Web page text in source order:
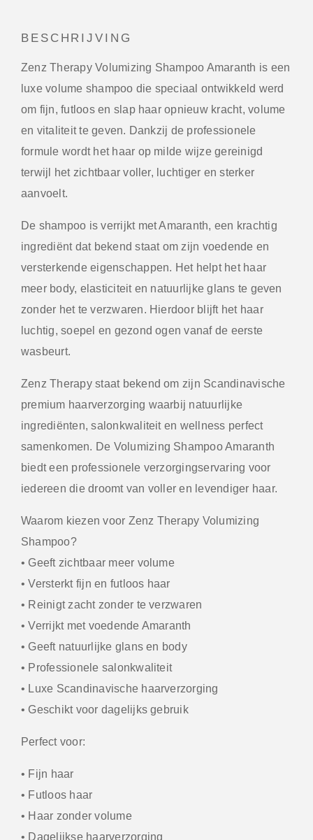
BESCHRIJVING
Zenz Therapy Volumizing Shampoo Amaranth is een
luxe volume shampoo die speciaal ontwikkeld werd
om fijn, futloos en slap haar opnieuw kracht, volume
en vitaliteit te geven. Dankzij de professionele
formule wordt het haar op milde wijze gereinigd
terwijl het zichtbaar voller, luchtiger en sterker
aanvoelt.
De shampoo is verrijkt met Amaranth, een krachtig
ingrediënt dat bekend staat om zijn voedende en
versterkende eigenschappen. Het helpt het haar
meer body, elasticiteit en natuurlijke glans te geven
zonder het te verzwaren. Hierdoor blijft het haar
luchtig, soepel en gezond ogen vanaf de eerste
wasbeurt.
Zenz Therapy staat bekend om zijn Scandinavische
premium haarverzorging waarbij natuurlijke
ingrediënten, salonkwaliteit en wellness perfect
samenkomen. De Volumizing Shampoo Amaranth
biedt een professionele verzorgingservaring voor
iedereen die droomt van voller en levendiger haar.
Waarom kiezen voor Zenz Therapy Volumizing
Shampoo?
• Geeft zichtbaar meer volume
• Versterkt fijn en futloos haar
• Reinigt zacht zonder te verzwaren
• Verrijkt met voedende Amaranth
• Geeft natuurlijke glans en body
• Professionele salonkwaliteit
• Luxe Scandinavische haarverzorging
• Geschikt voor dagelijks gebruik
Perfect voor:
• Fijn haar
• Futloos haar
• Haar zonder volume
• Dagelijkse haarverzorging